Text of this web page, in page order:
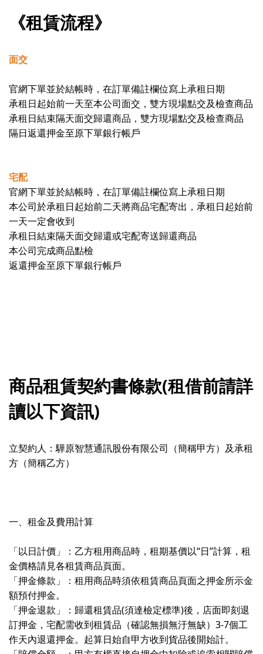
《租賃流程》
面交
官網下單並於結帳時，在訂單備註欄位寫上承租日期
承租日起始前一天至本公司面交，雙方現場點交及檢查商品
承租日結束隔天面交歸還商品，雙方現場點交及檢查商品
隔日返還押金至原下單銀行帳戶
宅配
官網下單並於結帳時，在訂單備註欄位寫上承租日期
本公司於承租日起始前二天將商品宅配寄出，承租日起始前
一天一定會收到
承租日結束隔天面交歸還或宅配寄送歸還商品
本公司完成商品點檢
返還押金至原下單銀行帳戶
商品租賃契約書條款(租借前請詳
讀以下資訊)
立契約人：驊原智慧通訊股份有限公司（簡稱甲方）及承租
方（簡稱乙方）
一、租金及費用計算
「以日計價」：乙方租用商品時，租期基價以“日”計算，租
金價格請見各租賃商品頁面。
「押金條款」：租用商品時須依租賃商品頁面之押金所示金
額預付押金。
「押金退款」：歸還租賃品(須達檢定標準)後，店面即刻退
訂押金，宅配需收到租賃品（確認無損無汙無缺）3-7個工
作天內退還押金。起算日始自甲方收到貨品後開始計。